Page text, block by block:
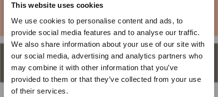
This website uses cookies
We use cookies to personalise content and ads, to
provide social media features and to analyse our traffic.
We also share information about your use of our site with
our social media, advertising and analytics partners who
may combine it with other information that you’ve
provided to them or that they’ve collected from your use
of their services.
Let op: deze voorstelling wordt gespeeld in de
Grote Kerk.
STAP 1 aantal plaatsen en keuze
Log van tevoren
in
om je tickets te bestellen.
Nog geen account? Registreer je